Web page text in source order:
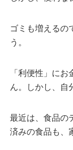
ゴミも増えるの
う。
「利便性」に
ん。しかし、自
最近は、食品の
済みの食品も、